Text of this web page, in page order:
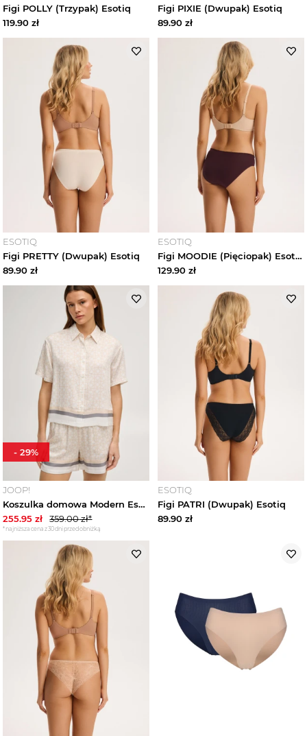
Moda plażowa damska
Komplety damskie
Odzież ciążowa
Dresy damskie
Buty damskie
Moda sportowa damska
Torebki i plecaki damskie
Akcesoria damskie
Trendy
Wyprzedaże
Figi POLLY (Trzypak) Esotiq
119.90 zł
Figi PIXIE (Dwupak) Esotiq
89.90 zł
ESOTIQ
Figi PRETTY (Dwupak) Esotiq
89.90 zł
ESOTIQ
Figi MOODIE (Pięciopak) Esotiq
129.90 zł
JOOP!
Koszulka domowa Modern Essence w kremowym kolorze z wzorem JOOP!
255.95 zł 359.00zł*
*najniższa cena z 30 dni przed obniżką
-29%
ESOTIQ
Figi PATRI (Dwupak) Esotiq
89.90 zł